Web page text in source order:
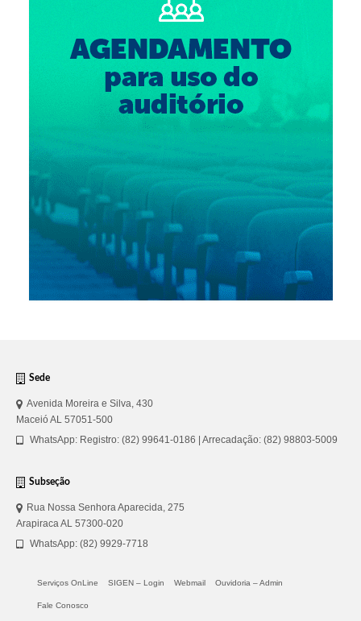
Sede
Avenida Moreira e Silva, 430
Maceió AL 57051-500
WhatsApp: Registro: (82) 99641-0186 | Arrecadação: (82) 98803-5009
Subseção
Rua Nossa Senhora Aparecida, 275
Arapiraca AL 57300-020
WhatsApp: (82) 9929-7718
Serviços OnLine SIGEN – Login Webmail Ouvidoria – Admin
Fale Conosco